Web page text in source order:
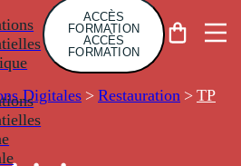
ACCÈS
FORMATION
ACCÈS
FORMATION
Digitales > Restauration > TP